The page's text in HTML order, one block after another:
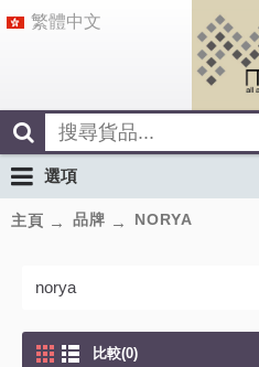
繁體中文
選項
主頁 品牌 NORYA
norya
比較(0)